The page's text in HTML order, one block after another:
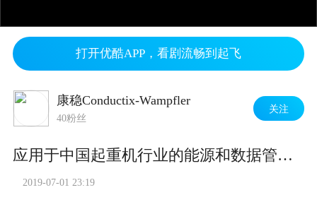
打开优酷APP，看剧流畅到起飞
康稳Conductix-Wampfler
40粉丝
关注
应用于中国起重机行业的能源和数据管理系统
2019-07-01 23:19